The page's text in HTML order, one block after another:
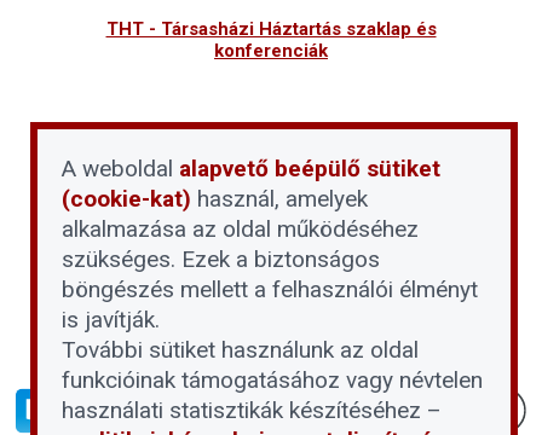
THT - Társasházi Háztartás szaklap és
konferenciák
A weboldal alapvető beépülő sütiket
(cookie-kat) használ, amelyek
alkalmazása az oldal működéséhez
szükséges. Ezek a biztonságos
böngészés mellett a felhasználói élményt
is javítják.
További sütiket használunk az oldal
funkcióinak támogatásához vagy névtelen
használati statisztikák készítéséhez –